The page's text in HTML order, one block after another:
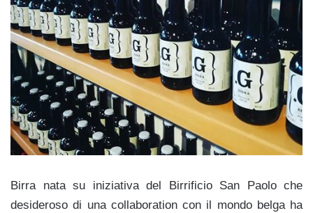
Birra nata su iniziativa del Birrificio San Paolo che
desideroso di una collaboration con il mondo belga ha